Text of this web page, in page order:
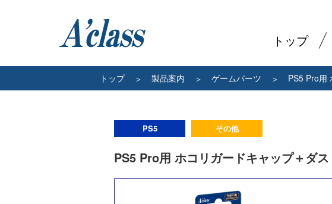
トップ
トップ 製品案内 ゲームパーツ PS5 Pro用
PS5 その他
PS5 Pro用 ホコリガードキャップ＋ダ